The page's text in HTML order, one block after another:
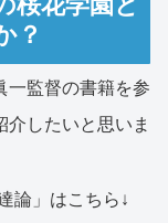
？
一監督の書籍を参
したいと思いま
論」はこちら↓